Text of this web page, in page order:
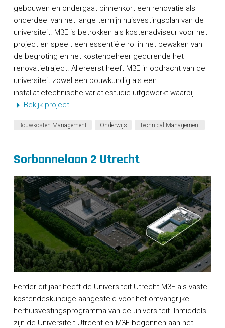
gebouwen en ondergaat binnenkort een renovatie als
onderdeel van het lange termijn huisvestingsplan van de
universiteit. M3E is betrokken als kostenadviseur voor het
project en speelt een essentiële rol in het bewaken van
de begroting en het kostenbeheer gedurende het
renovatietraject. Allereerst heeft M3E in opdracht van de
universiteit zowel een bouwkundig als een
installatietechnische variatiestudie uitgewerkt waarbij…
Bekijk project
Bouwkosten Management Onderwijs Technical Management
Sorbonnelaan 2 Utrecht
Eerder dit jaar heeft de Universiteit Utrecht M3E als vaste
kostendeskundige aangesteld voor het omvangrijke
herhuisvestingsprogramma van de universiteit. Inmiddels
zijn de Universiteit Utrecht en M3E begonnen aan het